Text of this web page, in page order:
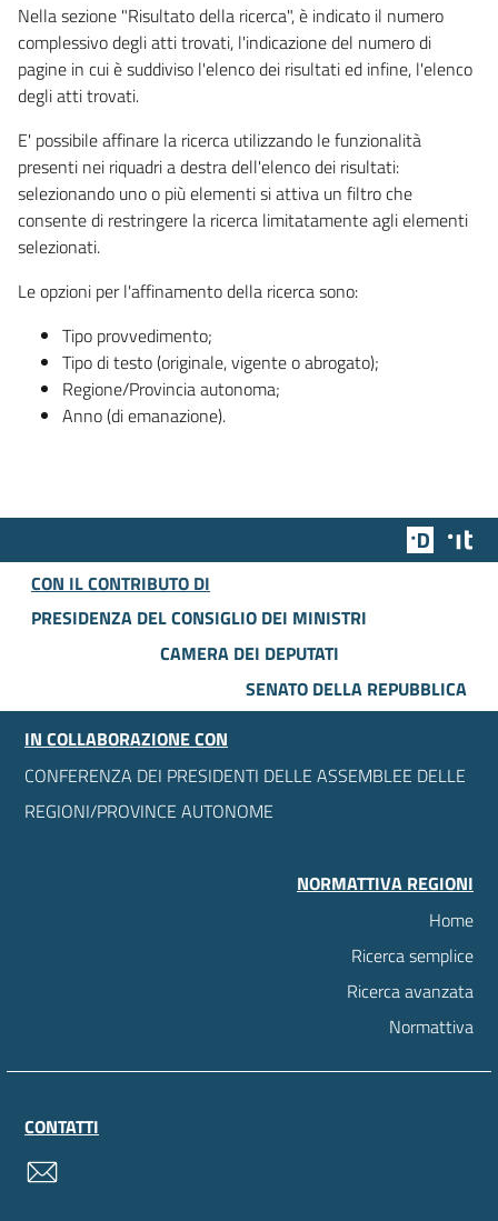
Nella sezione "Risultato della ricerca", è indicato il numero
complessivo degli atti trovati, l'indicazione del numero di
pagine in cui è suddiviso l'elenco dei risultati ed infine, l'elenco
degli atti trovati.
E' possibile affinare la ricerca utilizzando le funzionalità
presenti nei riquadri a destra dell'elenco dei risultati:
selezionando uno o più elementi si attiva un filtro che
consente di restringere la ricerca limitatamente agli elementi
selezionati.
Le opzioni per l'affinamento della ricerca sono:
Tipo provvedimento;
Tipo di testo (originale, vigente o abrogato);
Regione/Provincia autonoma;
Anno (di emanazione).
Team
CON IL CONTRIBUTO DI
PRESIDENZA DEL CONSIGLIO DEI MINISTRI
CAMERA DEI DEPUTATI
SENATO DELLA REPUBBLICA
IN COLLABORAZIONE CON
CONFERENZA DEI PRESIDENTI DELLE ASSEMBLEE DELLE
REGIONI/PROVINCE AUTONOME
NORMATTIVA REGIONI
Home
Ricerca semplice
Ricerca avanzata
Normattiva
CONTATTI